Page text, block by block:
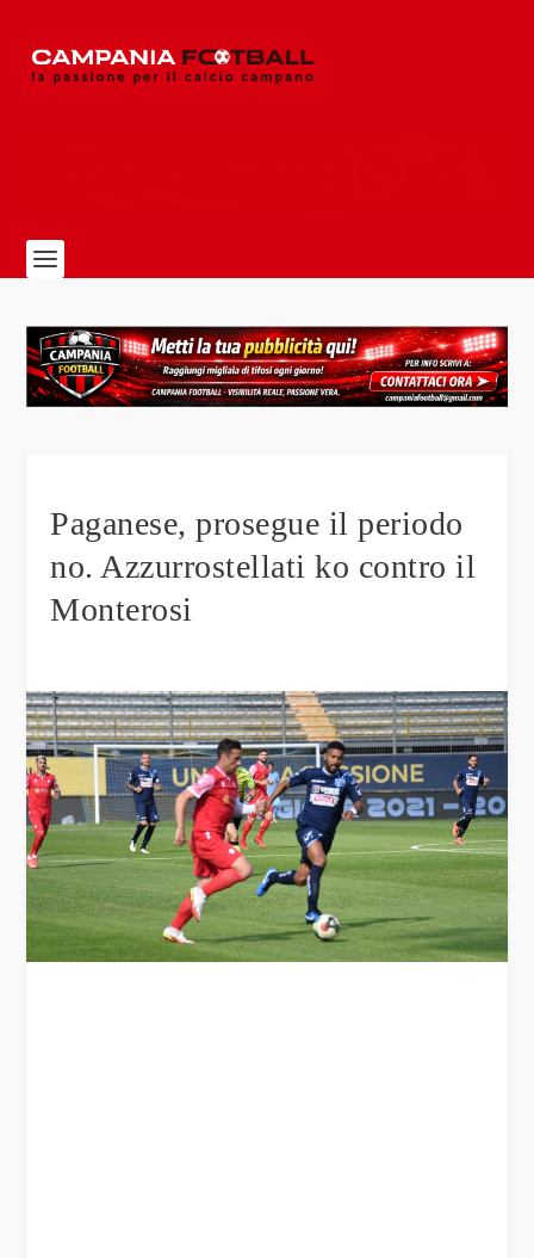
Paganese, prosegue il periodo
no. Azzurrostellati ko contro il
Monterosi